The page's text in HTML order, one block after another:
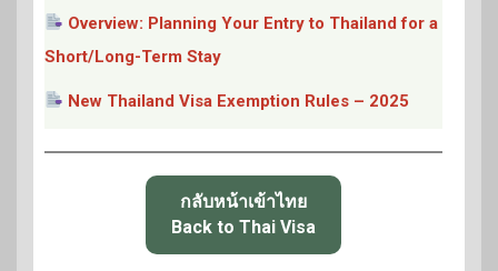
Overview: Planning Your Entry to Thailand for a
Short/Long-Term Stay
New Thailand Visa Exemption Rules – 2025
กลับหน้าเข้าไทย
Back to Thai Visa